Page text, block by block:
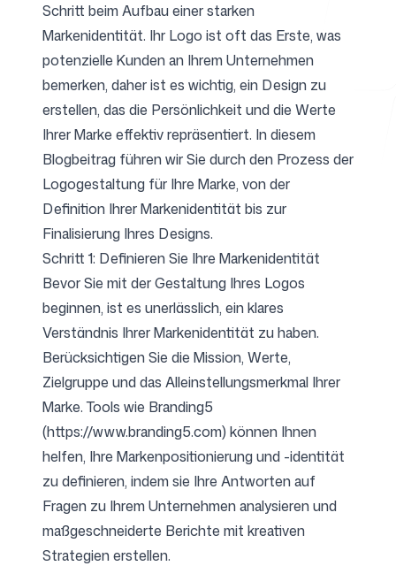
Support
Kostenlose Tools
FAQ
Kontakt
Anmelden Registrieren
Folgen Sie uns
Schritt beim Aufbau einer starken
Markenidentität. Ihr Logo ist oft das Erste, was
potenzielle Kunden an Ihrem Unternehmen
bemerken, daher ist es wichtig, ein Design zu
erstellen, das die Persönlichkeit und die Werte
Ihrer Marke effektiv repräsentiert. In diesem
Blogbeitrag führen wir Sie durch den Prozess der
Logogestaltung für Ihre Marke, von der
Definition Ihrer Markenidentität bis zur
Finalisierung Ihres Designs.
Schritt 1: Definieren Sie Ihre Markenidentität
Bevor Sie mit der Gestaltung Ihres Logos
beginnen, ist es unerlässlich, ein klares
Verständnis Ihrer Markenidentität zu haben.
Berücksichtigen Sie die Mission, Werte,
Zielgruppe und das Alleinstellungsmerkmal Ihrer
Marke. Tools wie Branding5
(https://www.branding5.com) können Ihnen
helfen, Ihre Markenpositionierung und -identität
zu definieren, indem sie Ihre Antworten auf
Fragen zu Ihrem Unternehmen analysieren und
maßgeschneiderte Berichte mit kreativen
Strategien erstellen.